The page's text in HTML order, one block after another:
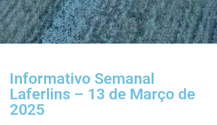
Informativo Semanal
Laferlins – 13 de Março de
2025